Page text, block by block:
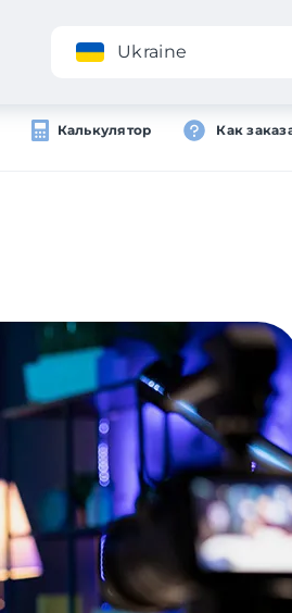
Приложение
Калькулятор Как
Ukraine